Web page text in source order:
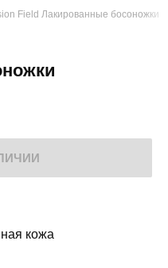
Field Лакированные босоножки
кожа